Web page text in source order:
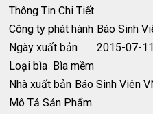
Thông Tin Chi Tiết
Công ty phát hành Báo Sinh
Ngày xuất bản
2015-07-
Loại bìa Bìa mềm
Nhà xuất bản Báo Sinh Viên
Mô Tả Sản Phẩm